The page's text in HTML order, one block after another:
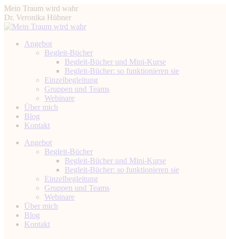
Zum
Inhalt
springen
Mein Traum wird wahr
Dr. Veronika Hübner
Angebot
Begleit-Bücher
Begleit-Bücher und Mini-Kurse
Begleit-Bücher: so funktionieren sie
Einzelbegleitung
Gruppen und Teams
Webinare
Über mich
Blog
Kontakt
Instagram
Facebook
YouTube
LinkedinAngebot
Begleit-Bücher
Begleit-Bücher und Mini-Kurse
Begleit-Bücher: so funktionieren sie
Einzelbegleitung
Gruppen und Teams
Webinare
Über mich
Blog
Kontakt